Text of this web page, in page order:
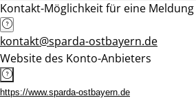
Kontakt-Möglichkeit für eine
kontakt@sparda-ostbayern.de
Website des Konto-Anbieters
https://www.sparda-ostbayern.de